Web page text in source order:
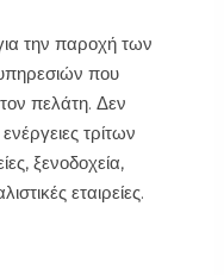
την παροχή των
που
πελάτη. Δεν
τρίτων
ξενοδοχεία,
εταιρείες.